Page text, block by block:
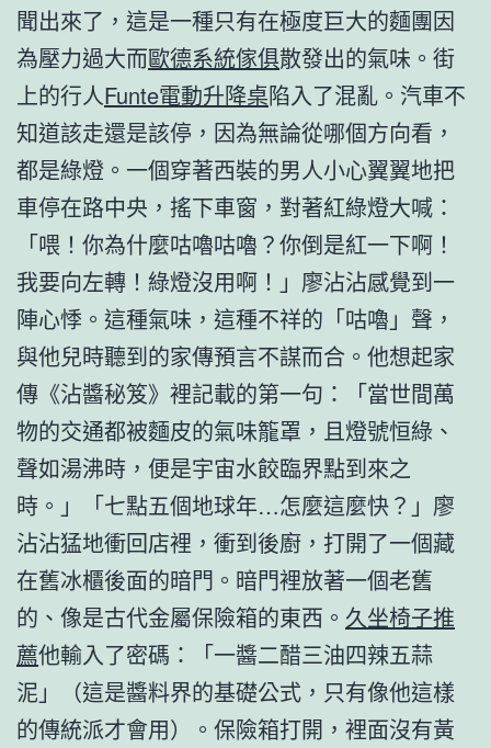
聞出來了，這是一種只有在極度巨大的麵團因
為壓力過大而歐德系統傢俱散發出的氣味。街
上的行人Funte電動升降桌陷入了混亂。汽車不
知道該走還是該停，因為無論從哪個方向看，
都是綠燈。一個穿著西裝的男人小心翼翼地把
車停在路中央，搖下車窗，對著紅綠燈大喊：
「喂！你為什麼咕嚕咕嚕？你倒是紅一下啊！
我要向左轉！綠燈沒用啊！」廖沾沾感覺到一
陣心悸。這種氣味，這種不祥的「咕嚕」聲，
與他兒時聽到的家傳預言不謀而合。他想起家
傳《沾醬秘笈》裡記載的第一句：「當世間萬
物的交通都被麵皮的氣味籠罩，且燈號恒綠、
聲如湯沸時，便是宇宙水餃臨界點到來之
時。」「七點五個地球年…怎麼這麼快？」廖
沾沾猛地衝回店裡，衝到後廚，打開了一個藏
在舊冰櫃後面的暗門。暗門裡放著一個老舊
的、像是古代金屬保險箱的東西。 久坐椅子推
薦他輸入了密碼：「一醬二醋三油四辣五蒜
泥」（這是醬料界的基礎公式，只有像他這樣
的傳統派才會用）。保險箱打開，裡面沒有黃